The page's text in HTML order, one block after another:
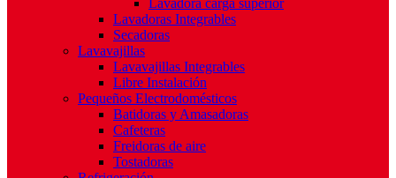
Lavadora carga superior
Lavadoras Integrables
Secadoras
Lavavajillas
Lavavajillas Integrables
Libre Instalación
Pequeños Electrodomésticos
Batidoras y Amasadoras
Cafeteras
Freidoras de aire
Tostadoras